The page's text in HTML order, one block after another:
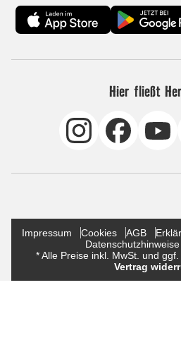
Hier fließt
Impressum Cookies AGB
Datenschutzhinweise
* Alle Preise inkl. MwSt. und
Vertrag